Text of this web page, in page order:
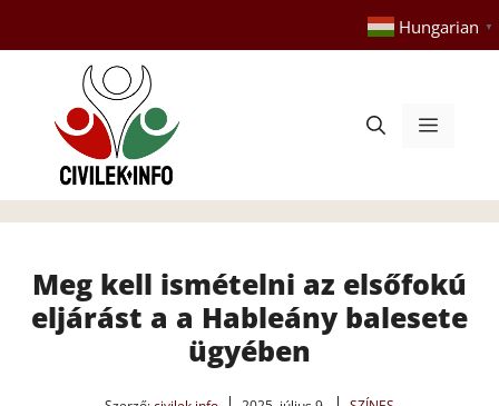
tartalomba
Hungarian ▼
Menü
Meg kell ismételni az elsőfokú
eljárást a a Hableány balesete
ügyében